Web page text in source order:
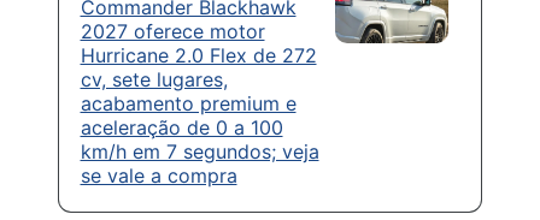
Commander Blackhawk
2027 oferece motor
Hurricane 2.0 Flex de 272
cv, sete lugares,
acabamento premium e
aceleração de 0 a 100
km/h em 7 segundos; veja
se vale a compra